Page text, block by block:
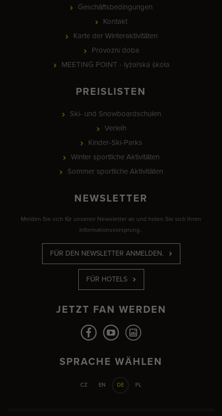
Geschäftsbedingungen
Kontakt
Karte der Winteraktivitäten
Provozní doba
MEETING POINT - lyžařská škola
PREISLISTEN
Ski- und Snowboardschulen
Verleih
Kinder-Ski-Parks
Winter sportliche Aktivitäten
Sommer sportliche Aktivitäten
NEWSLETTER
Melden Sie sich für unseren Newsletter an und holen Sie sich Ihren
Informationsvorsprung..
FÜR DEN NEWSLETTER ANMELDEN.
FÜR HOTELS
JETZT FAN WERDEN
SPRACHE WÄHLEN
CZ EN DE PL